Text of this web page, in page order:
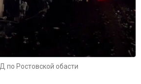
по Ростовской обасти